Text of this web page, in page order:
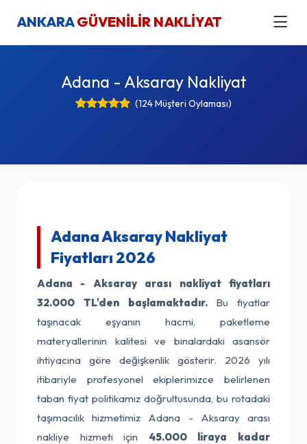
ANKARAGÜVENİLİR NAKLİYAT
Adana - Aksaray Nakliyat
(124 Müşteri Oylaması)
Adana Aksaray Nakliyat
Fiyatları 2026
Adana - Aksaray arası nakliyat fiyatları
32.000 TL'den başlamaktadır.Bu fiyatlar
taşınacak eşyanın hacmi, paketleme
materyallerinin kalitesi ve binalardaki asansör
ihtiyacına göre değişkenlik gösterir. 2026 yılı
itibariyle profesyonel ekiplerimizce belirlenen
taban fiyat politikamız doğrultusunda, bu rotadaki
taşımacılık hizmetimiz Adana - Aksaray arası
nakliye hizmeti için 45.000 liraya kadar